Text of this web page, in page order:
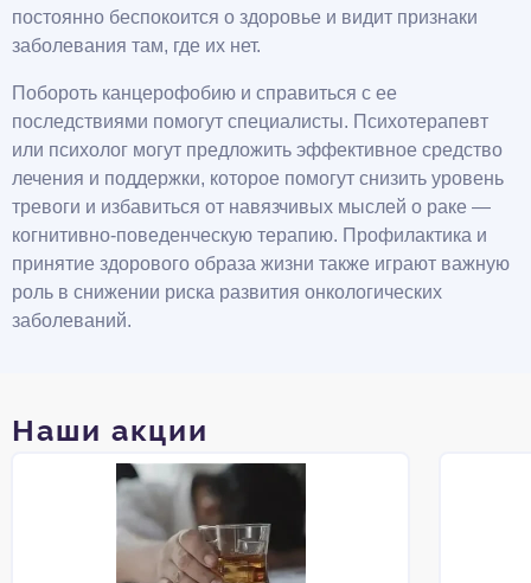
постоянно беспокоится о здоровье и видит признаки
заболевания там, где их нет.
Побороть канцерофобию и справиться с ее
последствиями помогут специалисты. Психотерапевт
или психолог могут предложить эффективное средство
лечения и поддержки, которое помогут снизить уровень
тревоги и избавиться от навязчивых мыслей о раке —
когнитивно-поведенческую терапию. Профилактика и
принятие здорового образа жизни также играют важную
роль в снижении риска развития онкологических
заболеваний.
Наши акции